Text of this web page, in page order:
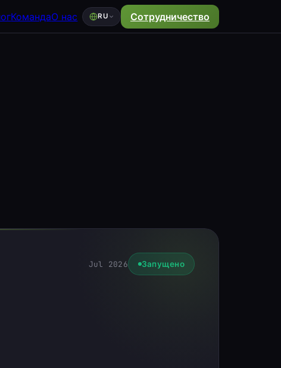
КомандаО нас RU Сотрудничество
Jul 2026 Запущено